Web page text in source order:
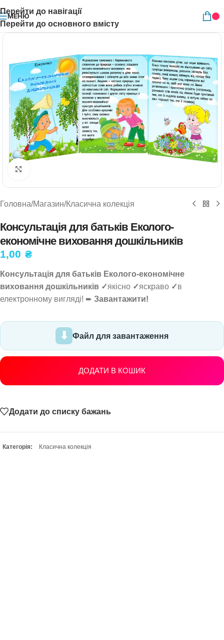
Перейти до навігації
Перейти до основного вмісту
МЕНЮ
Головна/Магазин/Класична колекція
Консультація для батьків Еколого-
економічне виховання дошкільників
1,00 ₴
Консультація для батьків Еколого-економічне
виховання дошкільників ✓якісно ✓яскраво ✓в
електронному вигляді! ➨ Завантажити!
Файл для завантаження
ДОДАТИ В КОШИК
Додати до списку бажань
Категорія: Класична колекція